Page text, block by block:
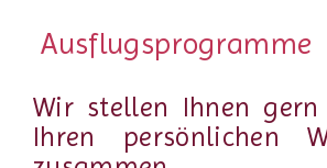
Ausflugsprogramme
Wir stellen Ihnen gern
Ihren persönlichen